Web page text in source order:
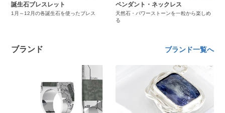
誕生石ブレスレット
1月～12月の各誕生石を使ったブレス
ペンダント・ネックレス
天然石・パワーストーンを一粒から楽しめ
る
ブランド ブランド一覧へ